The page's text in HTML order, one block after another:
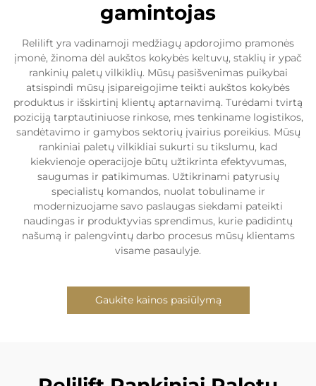
gamintojas
Relilift yra vadinamoji medžiagų apdorojimo pramonės
įmonė, žinoma dėl aukštos kokybės keltuvų, staklių ir ypač
rankinių paletų vilkiklių. Mūsų pasišvenimas puikybai
atsispindi mūsų įsipareigojime teikti aukštos kokybės
produktus ir išskirtinį klientų aptarnavimą. Turėdami tvirtą
poziciją tarptautiniuose rinkose, mes tenkiname logistikos,
sandėtavimo ir gamybos sektorių įvairius poreikius. Mūsų
rankiniai paletų vilkikliai sukurti su tikslumu, kad
kiekvienoje operacijoje būtų užtikrinta efektyvumas,
saugumas ir patikimumas. Užtikrinami patyrusių
specialistų komandos, nuolat tobuliname ir
modernizuojame savo paslaugas siekdami pateikti
naudingas ir produktyvias sprendimus, kurie padidintų
našumą ir palengvintų darbo procesus mūsų klientams
visame pasaulyje.
Gaukite kainos pasiūlymą